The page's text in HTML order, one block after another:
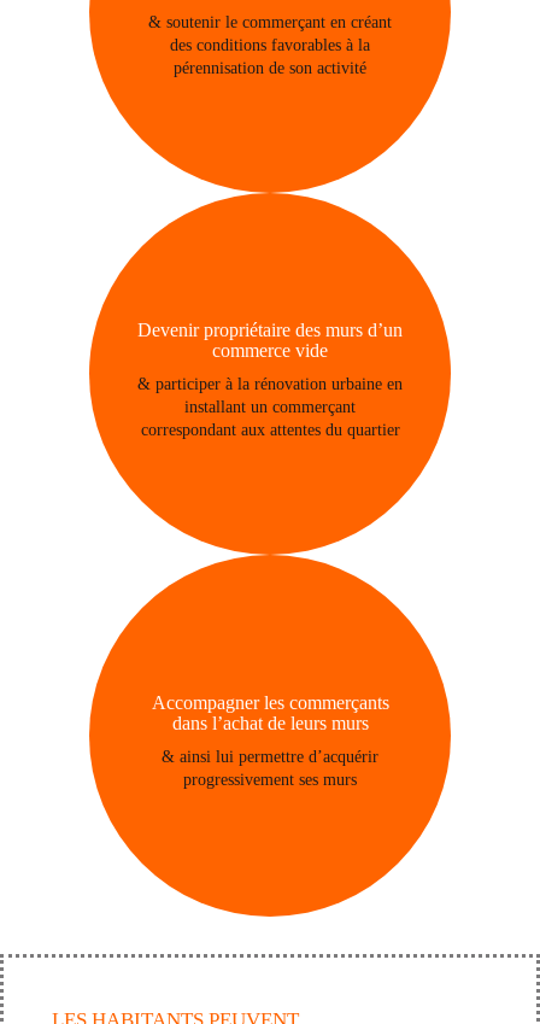
& soutenir le commerçant en créant
des conditions favorables à la
pérennisation de son activité
Devenir propriétaire des murs d’un
commerce vide
& participer à la rénovation urbaine en
installant un commerçant
correspondant aux attentes du quartier
Accompagner les commerçants
dans l’achat de leurs murs
& ainsi lui permettre d’acquérir
progressivement ses murs